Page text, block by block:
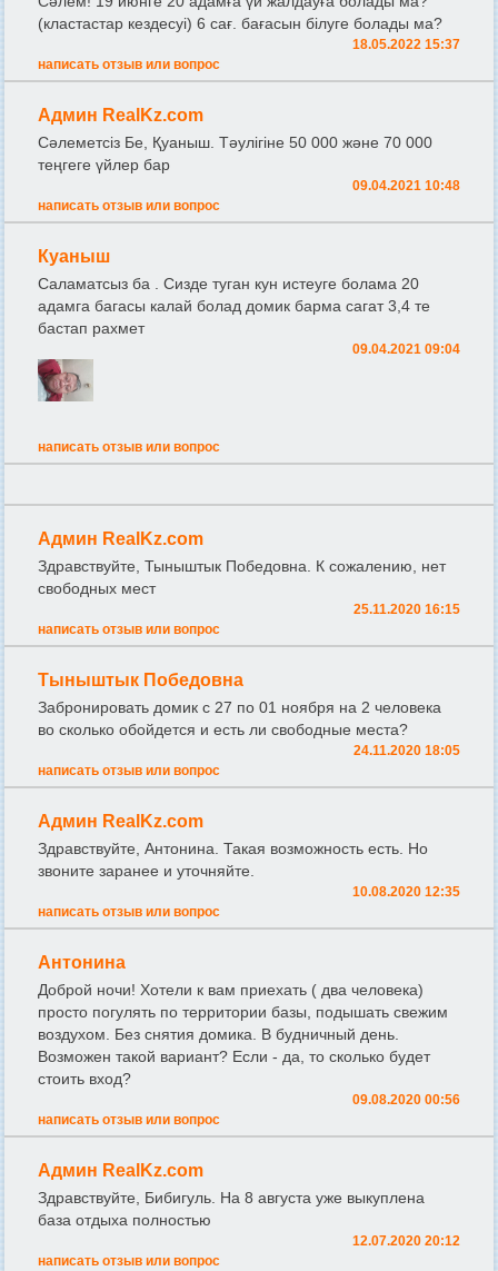
(кластастар кездесуі) 6 сағ. бағасын білуге болады ма?
18.05.2022 15:37
написать отзыв или вопрос
Админ RealKz.com
Сәлеметсіз Бе, Қуаныш. Тәулігіне 50 000 және 70 000
теңгеге үйлер бар
09.04.2021 10:48
написать отзыв или вопрос
Куаныш
Саламатсыз ба . Сизде туган кун истеуге болама 20
адамга багасы калай болад домик барма сагат 3,4 те
бастап рахмет
09.04.2021 09:04
написать отзыв или вопрос
Админ RealKz.com
Здравствуйте, Тыныштык Победовна. К сожалению, нет
свободных мест
25.11.2020 16:15
написать отзыв или вопрос
Тыныштык Победовна
Забронировать домик с 27 по 01 ноября на 2 человека
во сколько обойдется и есть ли свободные места?
24.11.2020 18:05
написать отзыв или вопрос
Админ RealKz.com
Здравствуйте, Антонина. Такая возможность есть. Но
звоните заранее и уточняйте.
10.08.2020 12:35
написать отзыв или вопрос
Антонина
Доброй ночи! Хотели к вам приехать ( два человека)
просто погулять по территории базы, подышать свежим
воздухом. Без снятия домика. В будничный день.
Возможен такой вариант? Если - да, то сколько будет
стоить вход?
09.08.2020 00:56
написать отзыв или вопрос
Админ RealKz.com
Здравствуйте, Бибигуль. На 8 августа уже выкуплена
база отдыха полностью
12.07.2020 20:12
написать отзыв или вопрос